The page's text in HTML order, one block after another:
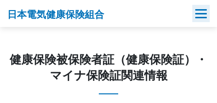
日本電気健康保険組合
健康保険被保険者証（健康保険証）・
マイナ保険証関連情報